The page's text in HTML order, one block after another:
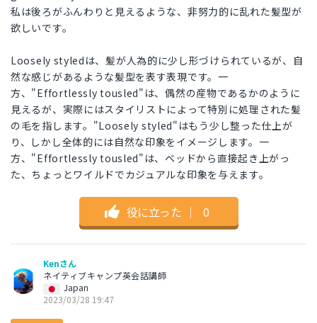
私は後ろがふんわりと見えるような、非努力的に乱れた髪型が
欲しいです。
Loosely styledは、髪が人為的に少し形づけられているが、自
然な感じがあるような髪型を表す表現です。一
方、"Effortlessly tousled"は、偶然の産物であるかのように
見えるが、実際にはスタイリストによって特別に処理された髪
の毛を指します。"Loosely styled"はもう少し整った仕上が
り、しかし全体的には自然な印象をイメージします。一
方、"Effortlessly tousled"は、ベッドから直接起き上がっ
た、ちょっとワイルドでカジュアルな印象を与えます。
役に立った ｜ 0
Kenさん
ネイティブキャンプ英会話講師
Japan
2023/03/28 19:47